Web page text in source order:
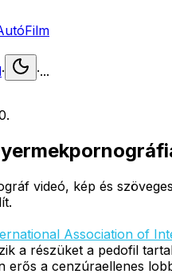
Film
· ·...
videó, kép és
Association of
a részüket a pedofil
erős a cenzúraellenes